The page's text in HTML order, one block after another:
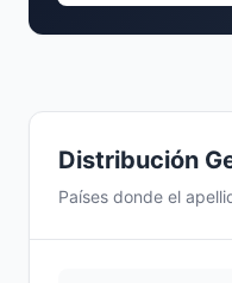
Distribución
Países donde el